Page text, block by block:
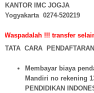
KANTOR IMC JOGJA :
Yogyakarta 0274-520219
!!! transfer selain atas
TATA CARA
Membayar biaya
Mandiri no rekening
PENDIDIKAN